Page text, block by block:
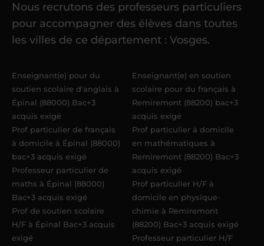
Une fois ma candidature validée,mon
référent me confie mes premiers
élèves dans un délai de 6 jours
Acadomia.
Nous recrutons des professeurs particuliers
pour accompagner des élèves dans toutes
les villes de ce département : Vosges.
Enseignant(e) pour du
soutien scolaire d'anglais à
Épinal (88000) Bac+3
acquis exigé
Prof particulier de français
à domicile à Épinal (88000)
bac+3 acquis exigé
Professeur particulier de
maths à Épinal (88000)
Bac+3 acquis exigé
Prof de soutien scolaire
H/F à Épinal Bac+3 acquis
exigé
Enseignant(e) en soutien
scolaire pour du français à
Remiremont (88200) bac+3
acquis exigé
Prof particulier à domicile
en mathématiques à
Remiremont (88200) Bac+3
acquis exigé
Prof particulier H/F à
domicile en physique-
chimie à Remiremont
(88200) Bac+3 acquis exigé
Professeur particulier H/F